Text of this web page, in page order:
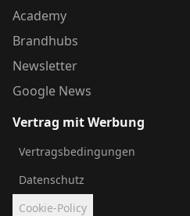
Academy
Brandhubs
Newsletter
Google News
Vertrag mit Werbung
Vertragsbedingungen
Datenschutz
Cookie-Policy